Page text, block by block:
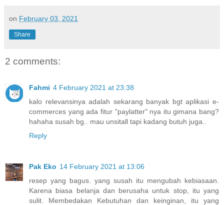
on February 03, 2021
Share
2 comments:
Fahmi 4 February 2021 at 23:38
kalo relevansinya adalah sekarang banyak bgt aplikasi e-
commerces yang ada fitur "paylatter" nya itu gimana bang?
hahaha susah bg.. mau unsitall tapi kadang butuh juga..
Reply
Pak Eko 14 February 2021 at 13:06
resep yang bagus. yang susah itu mengubah kebiasaan.
Karena biasa belanja dan berusaha untuk stop, itu yang
sulit. Membedakan Kebutuhan dan keinginan, itu yang